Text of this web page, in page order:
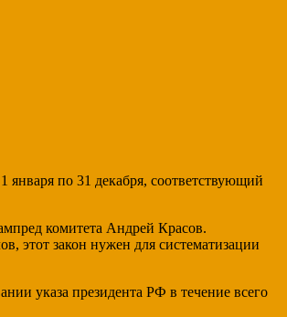
по 31 декабря, соответствующий
комитета Андрей Красов.
этот закон нужен для систематизации
указа президента РФ в течение всего